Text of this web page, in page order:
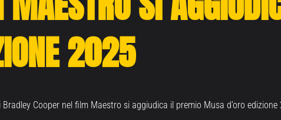
2025
Cooper nel film Maestro si aggiudica il premio Musa d’oro edizione